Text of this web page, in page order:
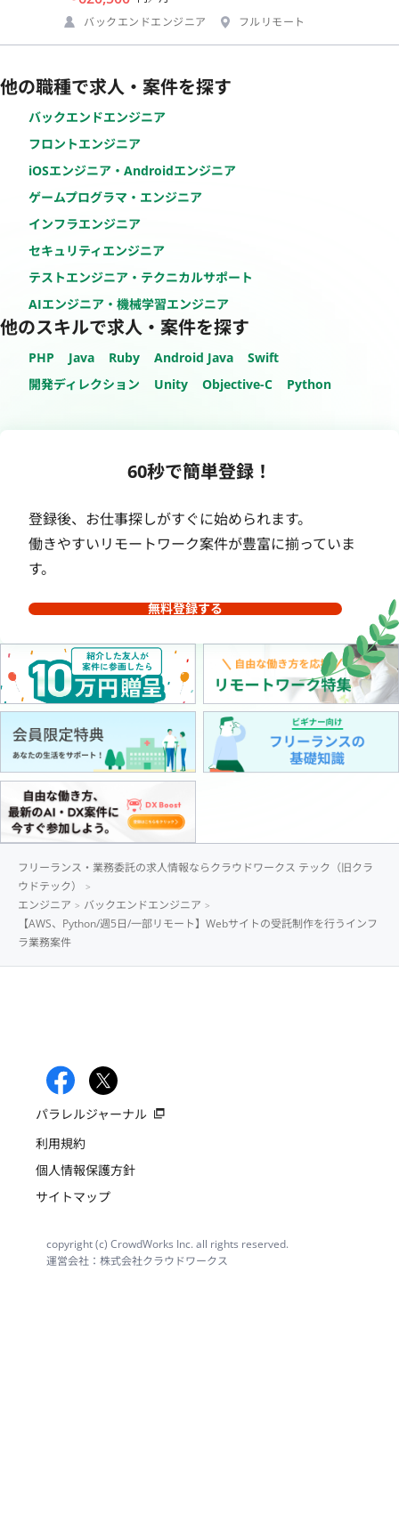
バックエンドエンジニア
フルリモート
他の職種で求人・案件を探す
バックエンドエンジニア
フロントエンジニア
iOSエンジニア・Androidエンジニア
ゲームプログラマ・エンジニア
インフラエンジニア
セキュリティエンジニア
テストエンジニア・テクニカルサポート
AIエンジニア・機械学習エンジニア
他のスキルで求人・案件を探す
PHP Java Ruby Android Java
Swift
開発ディレクション
Unity Objective-C Python
60秒で簡単登録！
登録後、お仕事探しがすぐに始められます。
働きやすいリモートワーク案件が豊富に揃っていま
す。
無料登録する
フリーランス・業務委託の求人情報ならクラウドワークス テック（旧クラ
ウドテック）
エンジニア
バックエンドエンジニア
【AWS、Python/週5日/一部リモート】Webサイトの受託制作を行うインフ
ラ業務案件
パラレルジャーナル
利用規約
個人情報保護方針
サイトマップ
copyright (c) CrowdWorks Inc. all rights reserved.
運営会社：株式会社クラウドワークス